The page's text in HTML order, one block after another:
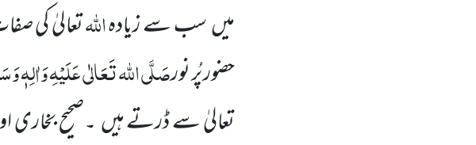
میںسب سے زیادہاللہتعالیٰ کی
حضور پُر نورصَلَّی اللہ تَعَالٰی عَلَیْہِ وَاٰلِہٖ
تعالیٰسے ڈرتے ہیں۔صحیح بخاری